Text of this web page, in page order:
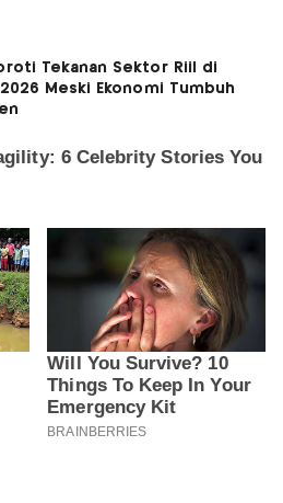
Tekanan Sektor Riil di
Meski Ekonomi Tumbuh